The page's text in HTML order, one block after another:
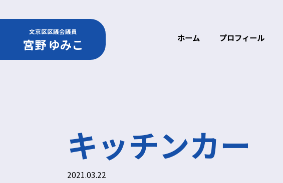
文京区区議会議員
宮野 ゆみこ ホーム プロフィール
キッチンカー
2021.03.22